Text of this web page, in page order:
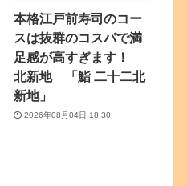
本格江戸前寿司のコー
スは抜群のコスパで満
足感が高すぎます！
北新地 「鮨 二十二北
新地」
2026年08月04日 18:30